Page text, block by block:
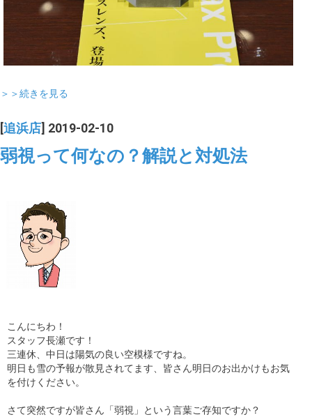
＞＞続きを見る
[追浜店] 2019-02-10
弱視って何なの？解説と対処法
こんにちわ！
スタッフ長瀬です！
三連休、中日は陽気の良い空模様ですね。
明日も雪の予報が散見されてます、皆さん明日のお出かけもお気
を付けください。
さて突然ですが皆さん「弱視」という言葉ご存知ですか？